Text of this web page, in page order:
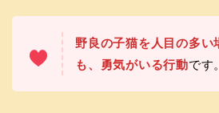
野良の子猫を人目の多い
も、勇気がいる行動です。